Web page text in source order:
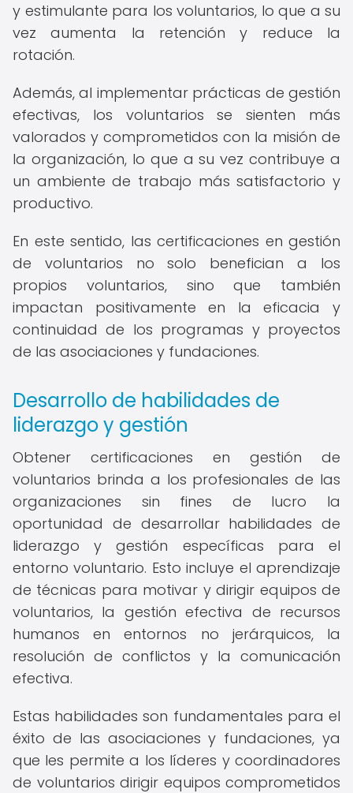
y estimulante para los voluntarios, lo que a su
vez aumenta la retención y reduce la
rotación.
Además, al implementar prácticas de gestión
efectivas, los voluntarios se sienten más
valorados y comprometidos con la misión de
la organización, lo que a su vez contribuye a
un ambiente de trabajo más satisfactorio y
productivo.
En este sentido, las certificaciones en gestión
de voluntarios no solo benefician a los
propios voluntarios, sino que también
impactan positivamente en la eficacia y
continuidad de los programas y proyectos
de las asociaciones y fundaciones.
Desarrollo de habilidades de
liderazgo y gestión
Obtener certificaciones en gestión de
voluntarios brinda a los profesionales de las
organizaciones sin fines de lucro la
oportunidad de desarrollar habilidades de
liderazgo y gestión específicas para el
entorno voluntario. Esto incluye el aprendizaje
de técnicas para motivar y dirigir equipos de
voluntarios, la gestión efectiva de recursos
humanos en entornos no jerárquicos, la
resolución de conflictos y la comunicación
efectiva.
Estas habilidades son fundamentales para el
éxito de las asociaciones y fundaciones, ya
que les permite a los líderes y coordinadores
de voluntarios dirigir equipos comprometidos